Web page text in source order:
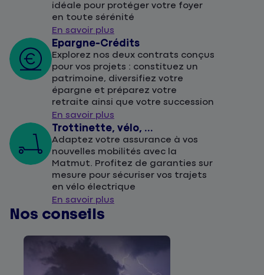
idéale pour protéger votre foyer
en toute sérénité
En savoir plus
Epargne-Crédits
Explorez nos deux contrats conçus
pour vos projets : constituez un
patrimoine, diversifiez votre
épargne et préparez votre
retraite ainsi que votre succession
En savoir plus
Trottinette, vélo, ...
Adaptez votre assurance à vos
nouvelles mobilités avec la
Matmut. Profitez de garanties sur
mesure pour sécuriser vos trajets
en vélo électrique
En savoir plus
Nos conseils